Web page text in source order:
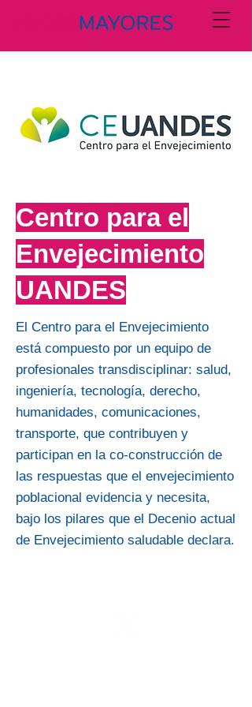
Centro para el
Envejecimiento
UANDES
El Centro para el Envejecimiento
está compuesto por un equipo de
profesionales transdisciplinar: salud,
ingeniería, tecnología, derecho,
humanidades, comunicaciones,
transporte, que contribuyen y
participan en la co-construcción de
las respuestas que el envejecimiento
poblacional evidencia y necesita,
bajo los pilares que el Decenio actual
de Envejecimiento saludable declara.